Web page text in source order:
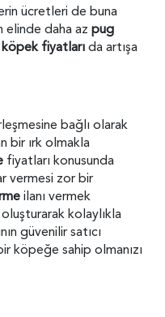
ücretleri de buna
elinde daha az pug
fiyatlarıda artışa
bağlı olarak
bir ırk olmakla
fiyatları konusunda
vermesi zor bir
ilanı vermek
kolaylıkla
güvenilir satıcı
köpeğe sahip olmanızı